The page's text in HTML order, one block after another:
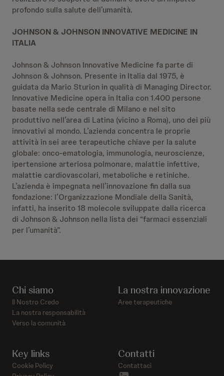
profondo sulla salute dell’umanità.
JOHNSON & JOHNSON INNOVATIVE MEDICINE IN
ITALIA
Johnson & Johnson Innovative Medicine fa parte di
Johnson & Johnson. Presente in Italia dal 1975, è
guidata da Mario Sturion in qualità di Managing Director.
Innovative Medicine opera in Italia con 1.400 persone
basate nella sede centrale di Milano e nel sito
produttivo nell’area di Latina (vicino a Roma), uno dei più
innovativi al mondo. L’azienda concentra le proprie
attività in sei aree terapeutiche chiave per la salute
globale: onco-ematologia, immunologia, neuroscienze,
ipertensione arteriosa polmonare, malattie infettive,
malattie cardiovascolari, metaboliche e retiniche.
L’azienda è impegnata nell’innovazione fin dalla sua
fondazione: l’Organizzazione Mondiale della Sanità,
infatti, ha inserito 18 molecole sviluppate dalla ricerca
di Johnson & Johnson nella lista dei “farmaci essenziali
per l’umanità”.
Chi siamo
Il Nostro Credo
La nostra responsabilità
Verso la comunità
La nostra innovazione
Aree terapeutiche
Contatti
Contattaci
Key links
Cookie Policy